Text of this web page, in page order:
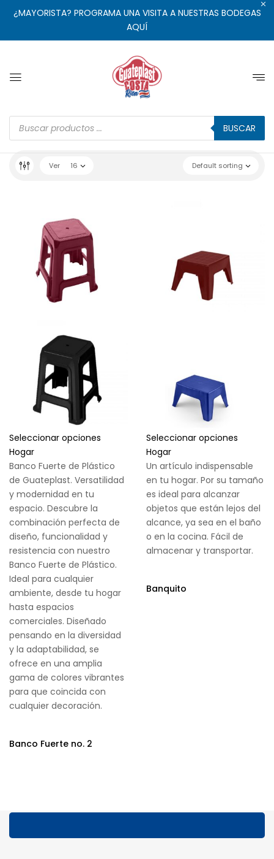
¿MAYORISTA? PROGRAMA UNA VISITA A NUESTRAS BODEGAS
AQUÍ
BUSCAR
Default sorting
Ver 16
Seleccionar opciones
Hogar
Banco Fuerte de Plástico
de Guateplast. Versatilidad
y modernidad en tu
espacio. Descubre la
combinación perfecta de
diseño, funcionalidad y
resistencia con nuestro
Banco Fuerte de Plástico.
Ideal para cualquier
ambiente, desde tu hogar
hasta espacios
comerciales. Diseñado
pensando en la diversidad
y la adaptabilidad, se
ofrece en una amplia
gama de colores vibrantes
para que coincida con
cualquier decoración.
Banco Fuerte no. 2
Seleccionar opciones
Hogar
Un artículo indispensable
en tu hogar. Por su tamaño
es ideal para alcanzar
objetos que están lejos del
alcance, ya sea en el baño
o en la cocina. Fácil de
almacenar y transportar.
Banquito